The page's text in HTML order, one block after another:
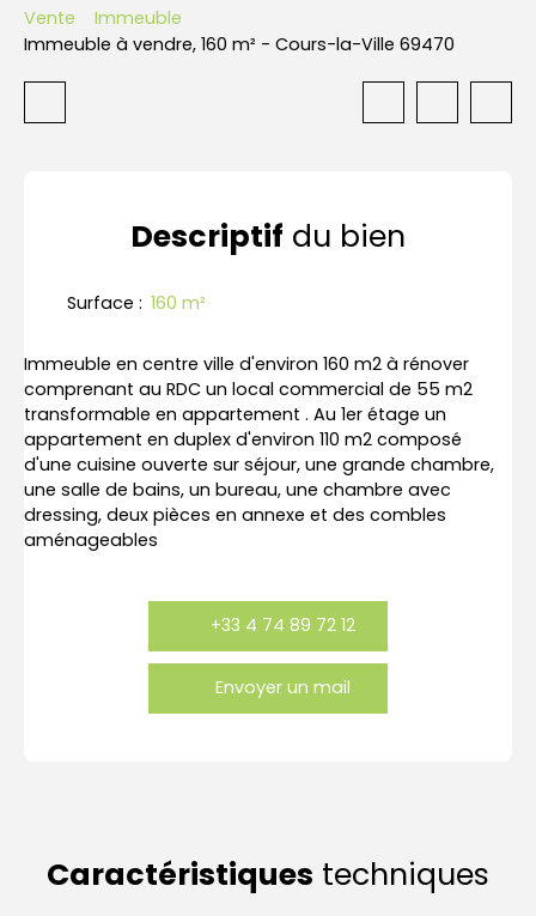
Vente
Immeuble
Immeuble à vendre, 160 m² - Cours-la-Ville 69470
Descriptif du bien
Surface : 160 m²
Immeuble en centre ville d'environ 160 m2 à rénover
comprenant au RDC un local commercial de 55 m2
transformable en appartement . Au 1er étage un
appartement en duplex d'environ 110 m2 composé
d'une cuisine ouverte sur séjour, une grande chambre,
une salle de bains, un bureau, une chambre avec
dressing, deux pièces en annexe et des combles
aménageables
+33 4 74 89 72 12
Envoyer un mail
Caractéristiques techniques